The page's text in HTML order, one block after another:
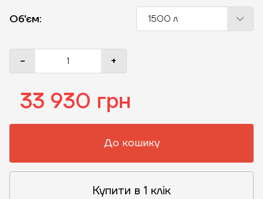
Об'єм: 1500 л
- +
33 930 грн
До кошику
Купити в 1 клік